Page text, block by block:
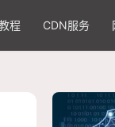
程 CDN服务